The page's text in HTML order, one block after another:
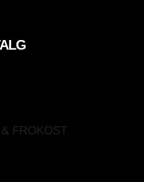
FROKOST